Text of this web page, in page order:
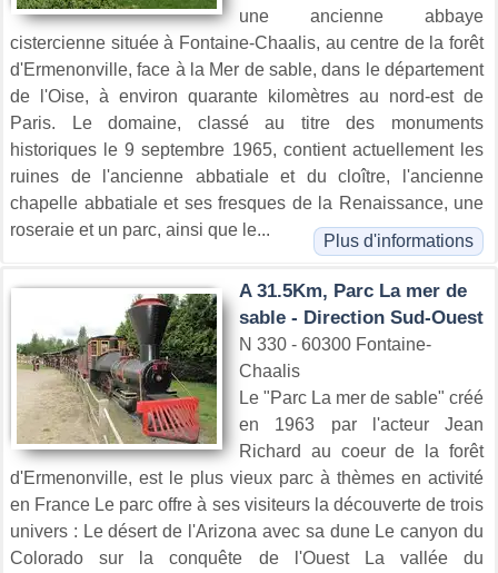
une ancienne abbaye
cistercienne située à Fontaine-Chaalis, au centre de la forêt
d'Ermenonville, face à la Mer de sable, dans le département
de l'Oise, à environ quarante kilomètres au nord-est de
Paris. Le domaine, classé au titre des monuments
historiques le 9 septembre 1965, contient actuellement les
ruines de l'ancienne abbatiale et du cloître, l'ancienne
chapelle abbatiale et ses fresques de la Renaissance, une
roseraie et un parc, ainsi que le...
Plus d'informations
A 31.5Km, Parc La mer de
sable - Direction Sud-Ouest
N 330 - 60300 Fontaine-
Chaalis
Le "Parc La mer de sable" créé
en 1963 par l'acteur Jean
Richard au coeur de la forêt
d'Ermenonville, est le plus vieux parc à thèmes en activité
en France Le parc offre à ses visiteurs la découverte de trois
univers : Le désert de l'Arizona avec sa dune Le canyon du
Colorado sur la conquête de l'Ouest La vallée du